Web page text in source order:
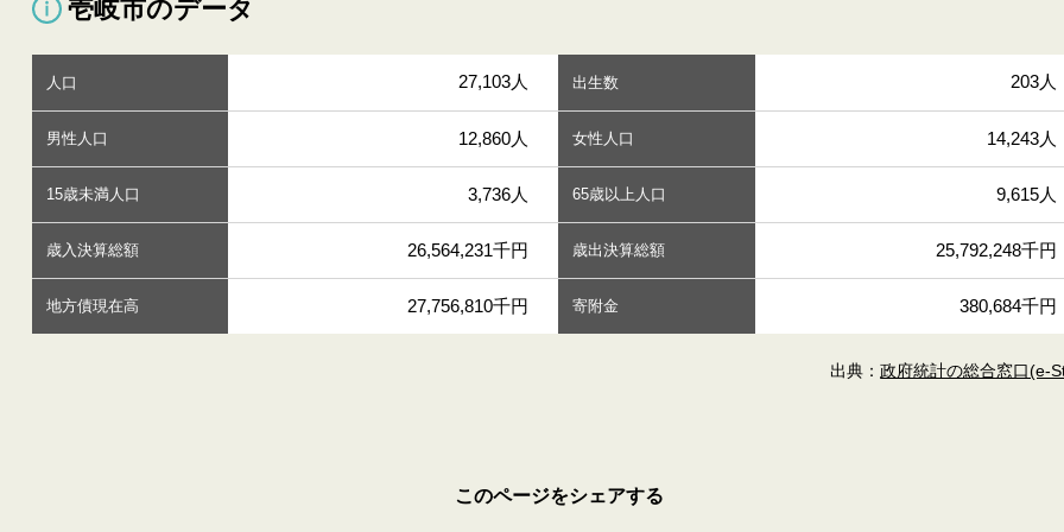
壱岐市のデータ
人口 27,103人 出生数 203人
男性人口 12,860人 女性人口 14,243人
15歳未満人口 3,736人 65歳以上人口 9,615人
歳入決算総額 26,564,231千円 歳出決算総額 25,792,248千円
地方債現在高 27,756,810千円 寄附金 380,684千円
出典：政府統計の総合窓口(e-
このページをシェアする